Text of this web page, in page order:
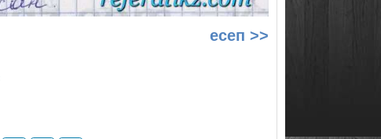
есеп >>